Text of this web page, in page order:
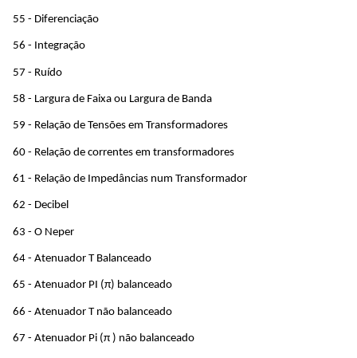
55 - Diferenciação
56 - Integração
57 - Ruído
58 - Largura de Faixa ou Largura de Banda
59 - Relação de Tensões em Transformadores
60 - Relação de correntes em transformadores
61 - Relação de Impedâncias num Transformador
62 - Decibel
63 - O Neper
64 - Atenuador T Balanceado
65 - Atenuador PI (π) balanceado
66 - Atenuador T não balanceado
67 - Atenuador Pi (π ) não balanceado